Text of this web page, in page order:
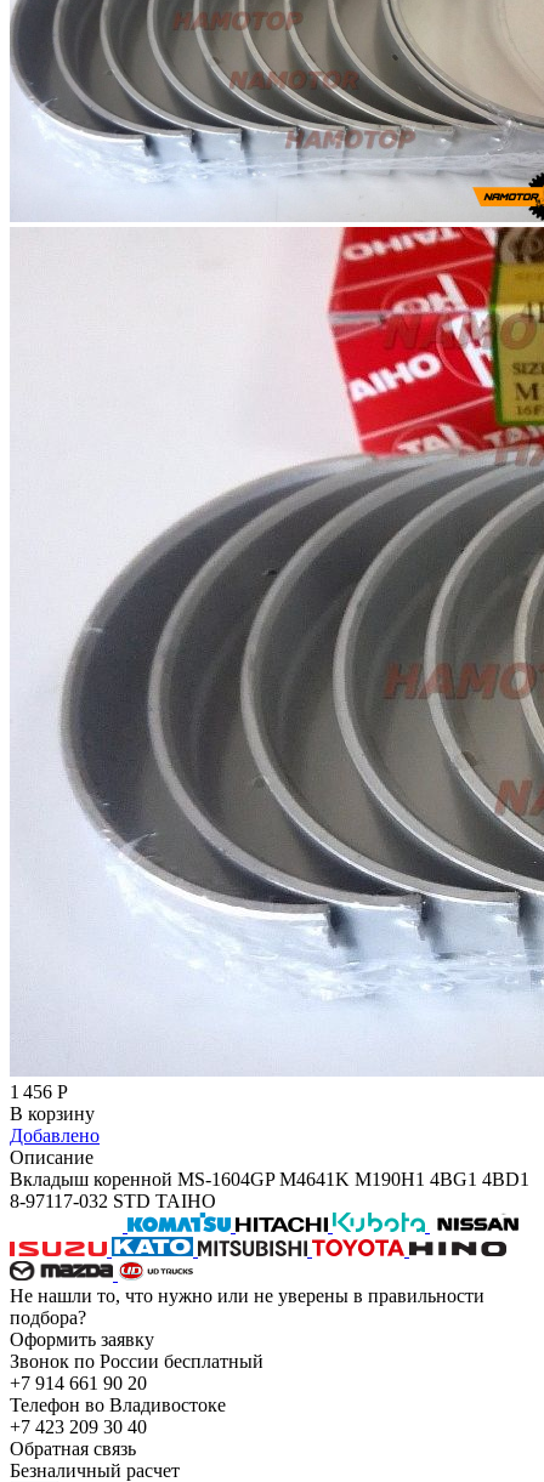
1 456 Р
В корзину
Добавлено
Описание
Вкладыш коренной MS-1604GP M4641K M190H1 4BG1 4BD1
8-97117-032 STD TAIHO
Не нашли то, что нужно или не уверены в правильности
подбора?
Оформить заявку
Звонок по России бесплатный
+7 914 661 90 20
Телефон во Владивостоке
+7 423 209 30 40
Обратная связь
Безналичный расчет